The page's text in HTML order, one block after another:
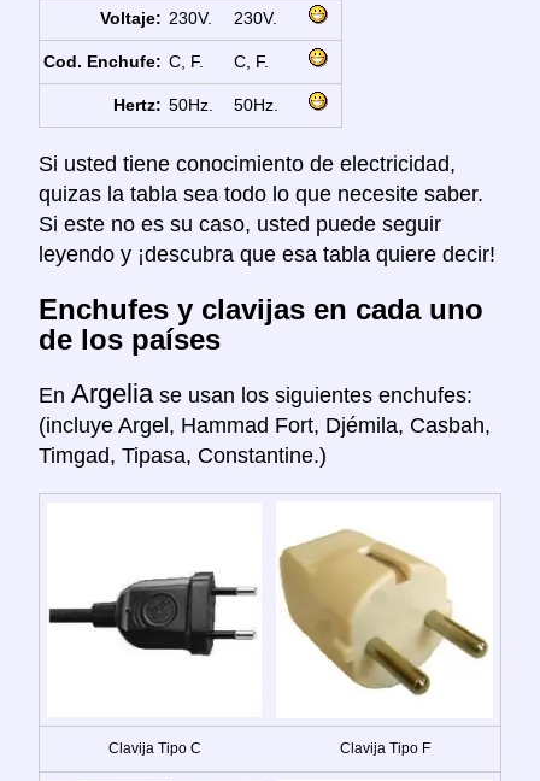
Voltaje: 230V. 230V.
Cod. Enchufe: C, F. C, F.
Hertz: 50Hz. 50Hz.
Si usted tiene conocimiento de electricidad,
quizas la tabla sea todo lo que necesite saber.
Si este no es su caso, usted puede seguir
leyendo y ¡descubra que esa tabla quiere decir!
Enchufes y clavijas en cada uno
de los países
En Argelia se usan los siguientes enchufes:
(incluye Argel, Hammad Fort, Djémila, Casbah,
Timgad, Tipasa, Constantine.)
Clavija Tipo C Clavija Tipo F